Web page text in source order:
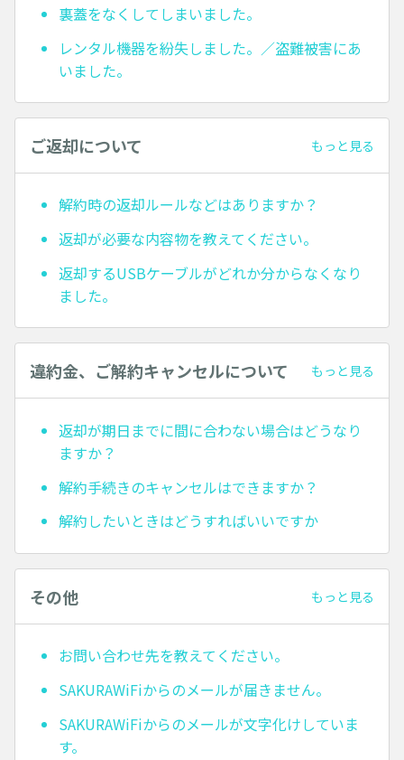
裏蓋をなくしてしまいました。
レンタル機器を紛失しました。／盗難被害にあ
いました。
ご返却について もっと見る
解約時の返却ルールなどはありますか？
返却が必要な内容物を教えてください。
返却するUSBケーブルがどれか分からなくなり
ました。
違約金、ご解約キャンセルについて もっと見る
返却が期日までに間に合わない場合はどうなり
ますか？
解約手続きのキャンセルはできますか？
解約したいときはどうすればいいですか
その他 もっと見る
お問い合わせ先を教えてください。
SAKURAWiFiからのメールが届きません。
SAKURAWiFiからのメールが文字化けしていま
す。